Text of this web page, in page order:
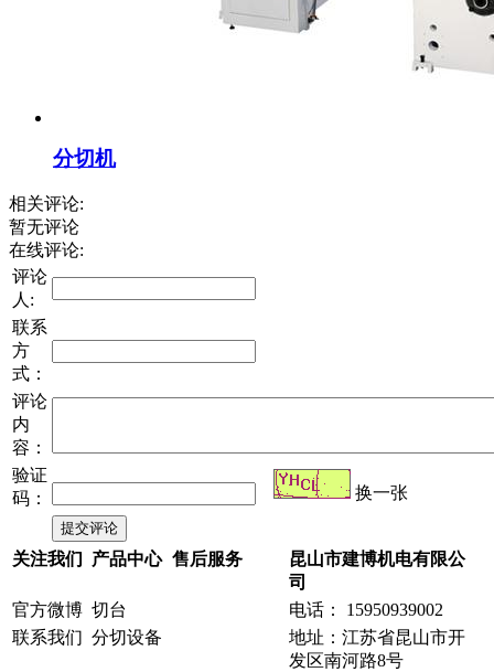
分切机
相关评论:
暂无评论
在线评论:
评论
人:
联系
方
式：
评论
内
容：
验证
码：
换一张
关注我们 产品中心 售后服务
昆山市建博机电有限公
司
官方微博 切台
电话： 15950939002
联系我们 分切设备
地址：江苏省昆山市开
发区南河路8号